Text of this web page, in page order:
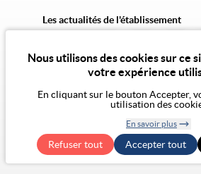
Nous utilisons des cookies sur ce
votre expérience
En cliquant sur le bouton Accepter,
utilisation des
En savoir plus
Refuser tout Accepter tout
Retirer
Les actualités de l'établissement
Politique de confidentialitéPolitique des
Exercer mes droits RGPD
Accessibilité